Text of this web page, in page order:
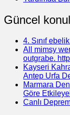
Güncel
4. Sınıf
All mimsy
outgrabe.
Kayseri
Antep Urfa
Marmara
Göre
Canlı